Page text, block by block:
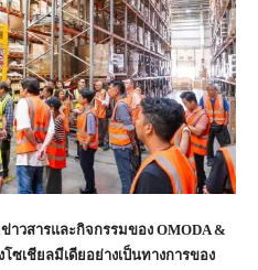
วสารและกิจกรรมของ OMODA &
ซเชียลมีเดียอย่างเป็นทางการของ